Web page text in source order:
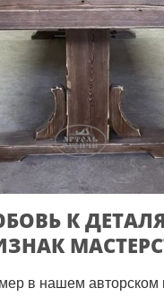
К
в нашем авторском